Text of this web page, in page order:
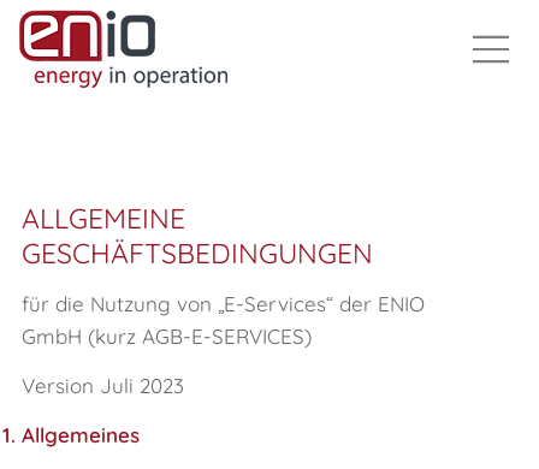
ALLGEMEINE
GESCHÄFTSBEDINGUNGEN
für die Nutzung von „E‑Services“ der ENIO
GmbH (kurz AGB-E-SERVICES)
Version Juli 2023
Allgemeines